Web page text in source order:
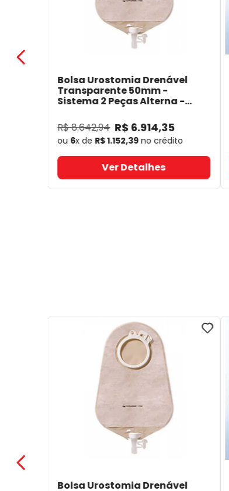
Bolsa Urostomia Drenável
Transparente 50mm -
Sistema 2 Peças Alterna -
R$8.642,94 R$ 6.914,35
ou 6x de R$1.152,39no crédito
Ver Detalhes
Bolsa Urostomia Drenável